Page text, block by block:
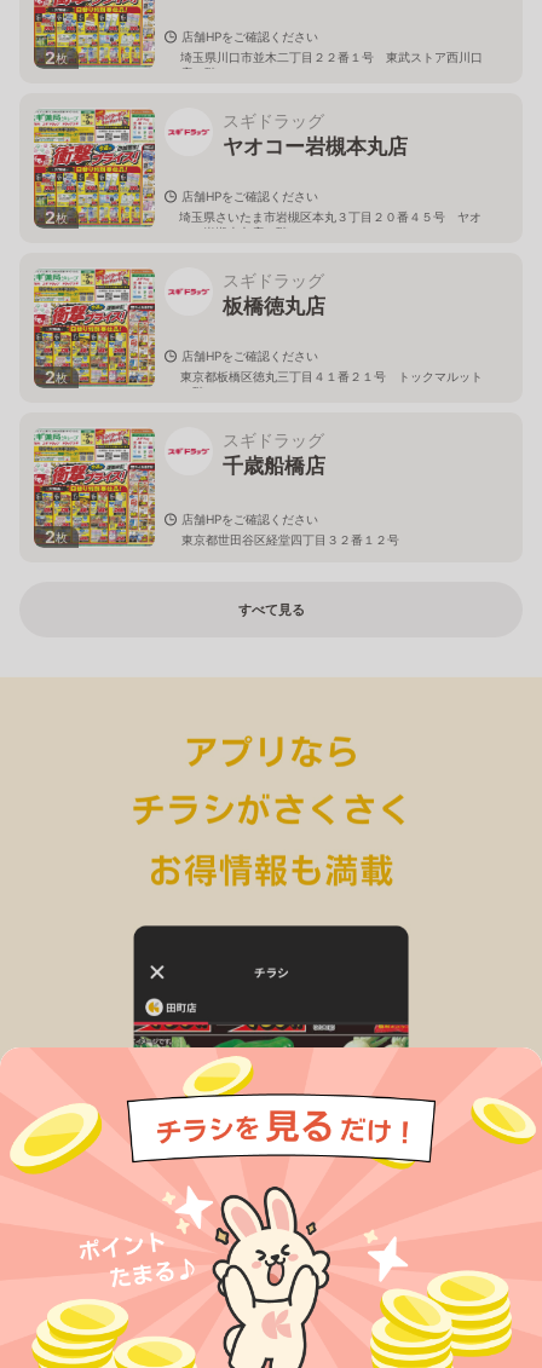
2枚
店舗HPをご確認ください
埼玉県川口市並木二丁目２２番１号 東武ストア西川口
店２階
2枚
スギドラッグ
ヤオコー岩槻本丸店
店舗HPをご確認ください
埼玉県さいたま市岩槻区本丸３丁目２０番４５号 ヤオ
コー岩槻本丸店２階
2枚
スギドラッグ
板橋徳丸店
店舗HPをご確認ください
東京都板橋区徳丸三丁目４１番２１号 トックマルット
１階
2枚
スギドラッグ
千歳船橋店
店舗HPをご確認ください
東京都世田谷区経堂四丁目３２番１２号
すべて見る